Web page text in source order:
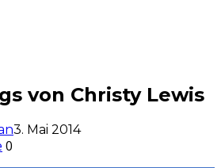
von Christy Lewis
3. Mai 2014
0